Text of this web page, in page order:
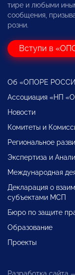
тире и любыми
сообщения,
розни.
Вступи в
Об «ОПОРЕ
Ассоциация «НП
Новости
Комитеты и
Региональное
Экспертиза и
Международная
Декларация о
субъектами МСП
Бюро по защите
Образование
Проекты
Разработка сайта